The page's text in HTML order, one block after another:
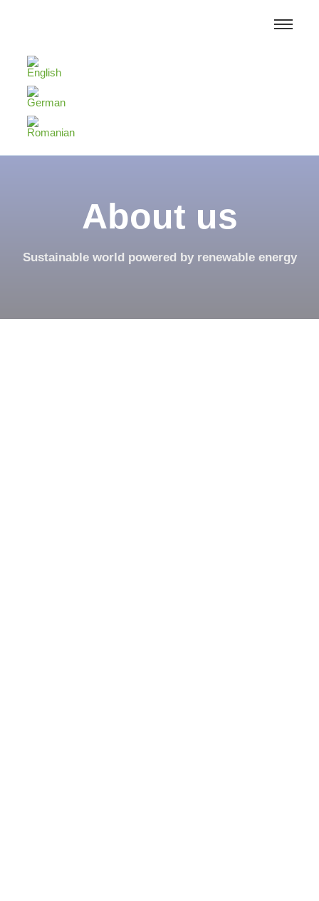
About us
Sustainable world powered by renewable energy